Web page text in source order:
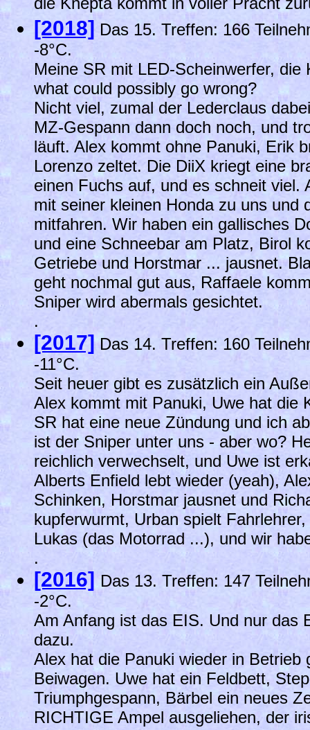
die Knepta kommt in voller Pracht
[2018] Das 15. Treffen: 166
-8°C.
Meine SR mit LED-Scheinwerfer, die
what could possibly go wrong?
Nicht viel, zumal der Lederclaus
MZ-Gespann dann doch noch, und
läuft. Alex kommt ohne Panuki, Erik
Lorenzo zeltet. Die DiiX kriegt eine
einen Fuchs auf, und es schneit viel.
mit seiner kleinen Honda zu uns und
mitfahren. Wir haben ein gallisches
und eine Schneebar am Platz, Birol
Getriebe und Horstmar ... jausnet.
geht nochmal gut aus, Raffaele
Sniper wird abermals gesichtet.
.
[2017] Das 14. Treffen: 160
-11°C.
Seit heuer gibt es zusätzlich ein
Alex kommt mit Panuki, Uwe hat die
SR hat eine neue Zündung und ich
ist der Sniper unter uns - aber wo?
reichlich verwechselt, und Uwe ist
Alberts Enfield lebt wieder (yeah),
Schinken, Horstmar jausnet und
kupferwurmt, Urban spielt
Lukas (das Motorrad ...), und wir
.
[2016] Das 13. Treffen: 147
-2°C.
Am Anfang ist das EIS. Und nur das
dazu.
Alex hat die Panuki wieder in Betrieb
Beiwagen. Uwe hat ein Feldbett,
Triumphgespann, Bärbel ein neues
RICHTIGE Ampel ausgeliehen, der